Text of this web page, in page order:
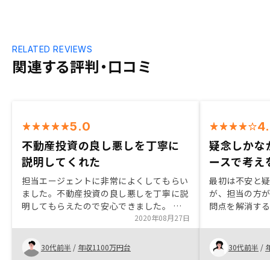
関連する評判・口コミ
RELATED REVIEWS
5.0
不動産投資の良し悪しを丁寧に
説明してくれた
担当エージェントに非常によくしてもらい
ました。不動産投資の良し悪しを丁寧に説
明してもらえたので安心できました。 ま
た説明の途中で、少しでも疑問点があると
理解できるまで丁寧に説明してくれまし
た。 物件もよく、大満足です。
2020年08月27日
30代前半 / 年収1100万円台
疑念しかな
ースで考え
最初は不安と
が、担当の方
問点を解消す
スで考える時
を整理するこ
30代前半 /